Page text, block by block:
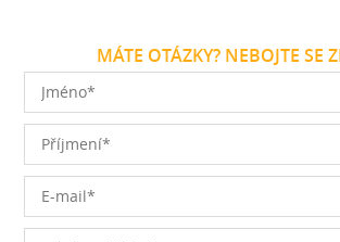
MÁTE OTÁZKY? NEBOJTE SE